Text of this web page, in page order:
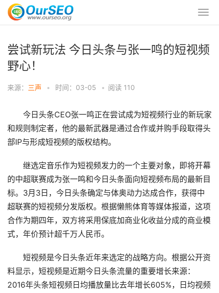
尝试新玩法 今日头条与张一鸣的短视频
野心！
来源： 三声 • 时间：03-05 • 阅读 110
今日头条CEO张一鸣正在尝试成为短视频行业的新玩家
和规则制定者，他的最新武器是通过合作或并购手段取得头
部IP与形成短视频的版权结构。
继选定音乐作为短视频发力的一个主要对象，即将开幕
的中超联赛成为张一鸣和今日头条面向短视频布局的最新目
标。3月3日，今日头条确定与体奥动力达成合作，获得中
超联赛的短视频分发版权。根据懒熊体育等媒体报道，这项
合作为期四年，双方将采用保底加商业化收益分成的商业模
式，年价预计超千万人民币。
短视频是今日头条近年来选定的战略方向。根据公开资
料显示，短视频是近期今日头条流量的重要增长来源：
2016年头条短视频日均播放量比去年增长605%，日均视频